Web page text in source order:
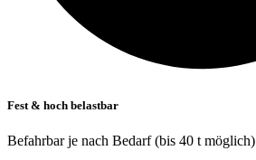
Fest & hoch belastbar
Befahrbar je nach Bedarf (bis 40 t möglich)